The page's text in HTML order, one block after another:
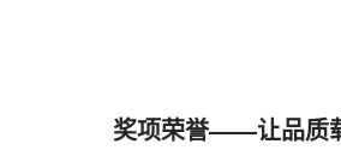
奖项荣誉——让品质